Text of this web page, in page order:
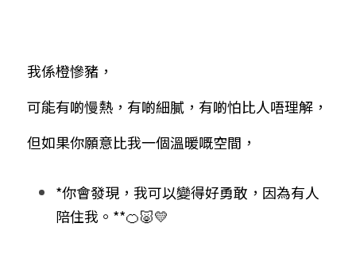
我係橙慘豬，
可能有啲慢熱，有啲細膩，有啲怕比人唔理解，
但如果你願意比我一個溫暖嘅空間，
*你會發現，我可以變得好勇敢，因為有人
陪住我。**🍊🐷💛